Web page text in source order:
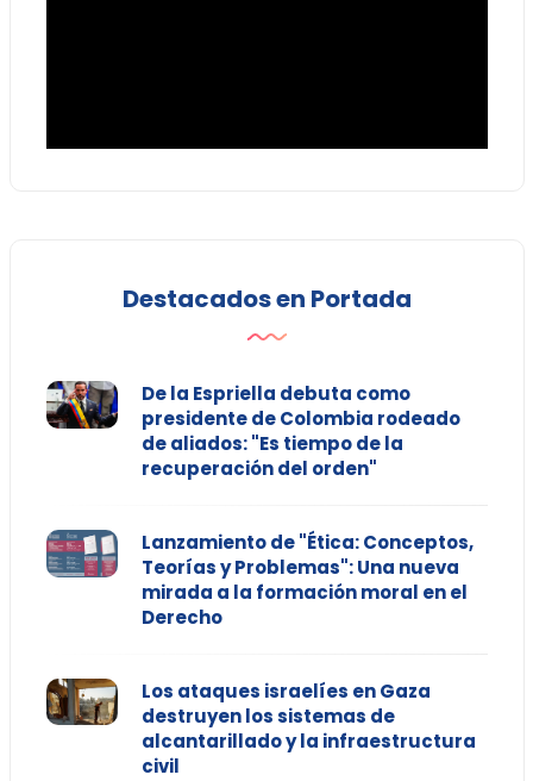
Destacados en Portada
De la Espriella debuta como
presidente de Colombia rodeado
de aliados: "Es tiempo de la
recuperación del orden"
Lanzamiento de "Ética: Conceptos,
Teorías y Problemas": Una nueva
mirada a la formación moral en el
Derecho
Los ataques israelíes en Gaza
destruyen los sistemas de
alcantarillado y la infraestructura
civil